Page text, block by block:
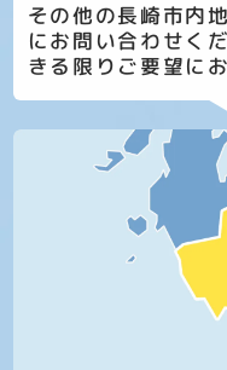
その他の長崎市内
にお問い合わせく
きる限りご要望に